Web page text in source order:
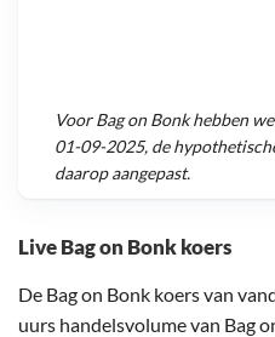
Live Bag on Bonk koers
De Bag on Bonk koers van
uurs handelsvolume van Bag
VoorBag on Bonkhebben
01-09-2025, de
daarop aangepast.